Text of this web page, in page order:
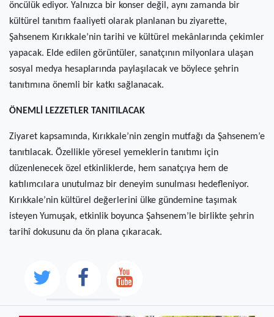
öncülük ediyor. Yalnızca bir konser değil, aynı zamanda bir
kültürel tanıtım faaliyeti olarak planlanan bu ziyarette,
Şahsenem Kırıkkale’nin tarihi ve kültürel mekânlarında çekimler
yapacak. Elde edilen görüntüler, sanatçının milyonlara ulaşan
sosyal medya hesaplarında paylaşılacak ve böylece şehrin
tanıtımına önemli bir katkı sağlanacak.
ÖNEMLİ LEZZETLER TANITILACAK
Ziyaret kapsamında, Kırıkkale’nin zengin mutfağı da Şahsenem’e
tanıtılacak. Özellikle yöresel yemeklerin tanıtımı için
düzenlenecek özel etkinliklerde, hem sanatçıya hem de
katılımcılara unutulmaz bir deneyim sunulması hedefleniyor.
Kırıkkale’nin kültürel değerlerini ülke gündemine taşımak
isteyen Yumuşak, etkinlik boyunca Şahsenem’le birlikte şehrin
tarihî dokusunu da ön plana çıkaracak.